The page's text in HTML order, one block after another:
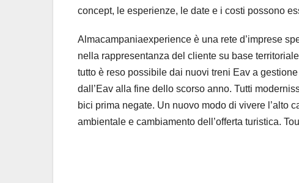
concept, le esperienze, le date e i costi possono
Almacampaniaexperience è una rete d’imprese
nella rappresentanza del cliente su base
tutto è reso possibile dai nuovi treni Eav a
dall’Eav alla fine dello scorso anno. Tutti
bici prima negate. Un nuovo modo di vivere l’alto
ambientale e cambiamento dell’offerta turistica.